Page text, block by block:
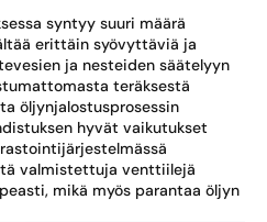
syntyy suuri määrä
erittäin syövyttäviä ja
ja nesteiden säätelyyn
teräksestä
öljynjalostusprosessin
hyvät vaikutukset
valmistettuja venttiilejä
mikä myös parantaa öljyn